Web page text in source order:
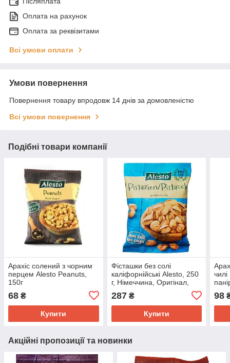
Оплата на рахунок
Оплата за реквізитами
Всі умови оплати
Умови повернення
Повернення товару впродовж 14 днів за домовленістю
Всі умови повернення
Подібні товари компанії
Арахіс солений з чорним
перцем Alesto Peanuts,
150г
68 ₴
Купити
Фісташки без солі
каліфорнійські Alesto, 250
г, Німеччина, Оригінал,
287₴
Купити
98
Акційні пропозиції та новинки